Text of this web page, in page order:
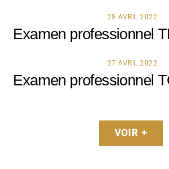
28 AVRIL 2022
Examen professionnel
27 AVRIL 2022
Examen professionnel
VOIR +